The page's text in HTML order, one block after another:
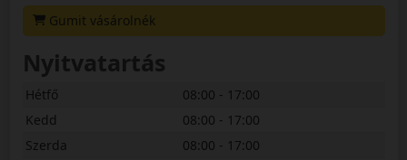
Gumit vásárolnék
Nyitvatartás
Hétfő
08:00 - 17:00
Kedd
08:00 - 17:00
Szerda
08:00 - 17:00